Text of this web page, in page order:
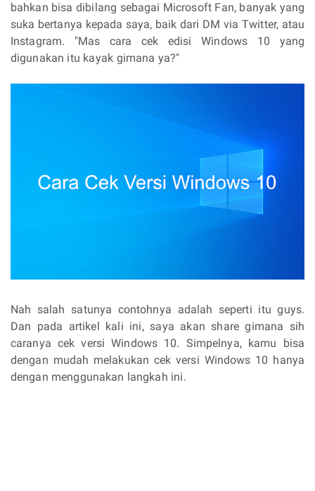
bahkan bisa dibilang sebagai Microsoft Fan, banyak yang
suka bertanya kepada saya, baik dari DM via Twitter, atau
Instagram. "Mas cara cek edisi Windows 10 yang
digunakan itu kayak gimana ya?"
Nah salah satunya contohnya adalah seperti itu guys.
Dan pada artikel kali ini, saya akan share gimana sih
caranya cek versi Windows 10. Simpelnya, kamu bisa
dengan mudah melakukan cek versi Windows 10 hanya
dengan menggunakan langkah ini.